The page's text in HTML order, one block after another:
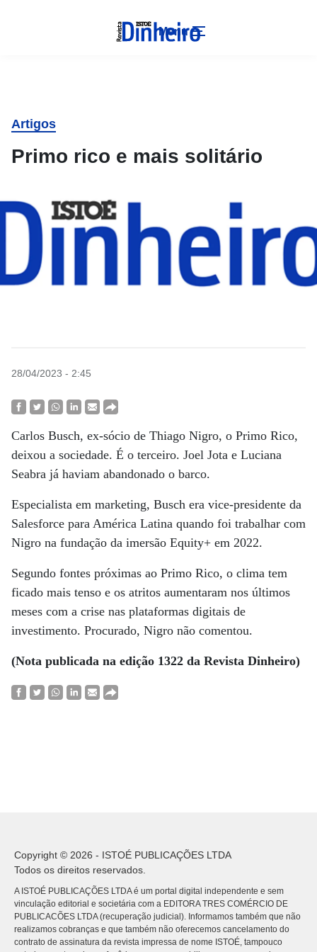
Menu
Artigos
Primo rico e mais solitário
28/04/2023 - 2:45
Carlos Busch, ex-sócio de Thiago Nigro, o Primo Rico,
deixou a sociedade. É o terceiro. Joel Jota e Luciana
Seabra já haviam abandonado o barco.
Especialista em marketing, Busch era vice-presidente da
Salesforce para América Latina quando foi trabalhar com
Nigro na fundação da imersão Equity+ em 2022.
Segundo fontes próximas ao Primo Rico, o clima tem
ficado mais tenso e os atritos aumentaram nos últimos
meses com a crise nas plataformas digitais de
investimento. Procurado, Nigro não comentou.
(Nota publicada na edição 1322 da Revista Dinheiro)
Copyright © 2026 - ISTOÉ PUBLICAÇÕES LTDA
Todos os direitos reservados.
A ISTOÉ PUBLICAÇÕES LTDA é um portal digital independente e sem
vinculação editorial e societária com a EDITORA TRES COMÉRCIO DE
PUBLICACÕES LTDA (recuperação judicial). Informamos também que não
realizamos cobranças e que também não oferecemos cancelamento do
contrato de assinatura da revista impressa de nome ISTOÉ, tampouco